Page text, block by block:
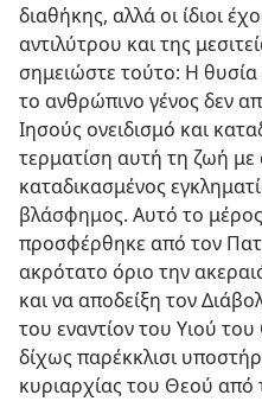
διαθήκης, αλλά οι ίδιοι
αντιλύτρου και της
σημειώστε τούτο: Η θυσία
το ανθρώπινο γένος δεν
Ιησούς ονειδισμό και
τερματίση αυτή τη ζωή με
καταδικασμένος
βλάσφημος. Αυτό το
προσφέρθηκε από τον
ακρότατο όριο την
και να αποδείξη τον
του εναντίον του Υιού
δίχως παρέκκλισι
κυριαρχίας του Θεού από